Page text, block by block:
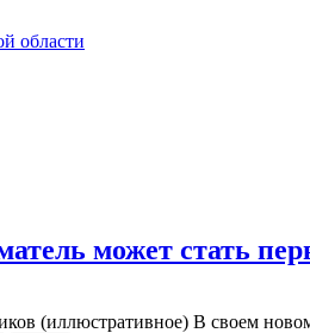
области
может стать
(иллюстративное) В своем